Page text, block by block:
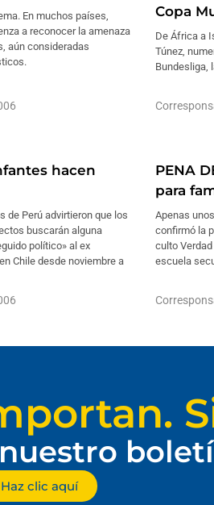
En muchos países,
a reconocer la amenaza
aún consideradas
Copa
De África a
Túnez,
Bundesliga,
hacen
de Perú advirtieron que los
buscarán alguna
político» al ex
Chile desde noviembre a
PENA
para
Apenas
confirmó la
culto
escuela
Haz clic aquí